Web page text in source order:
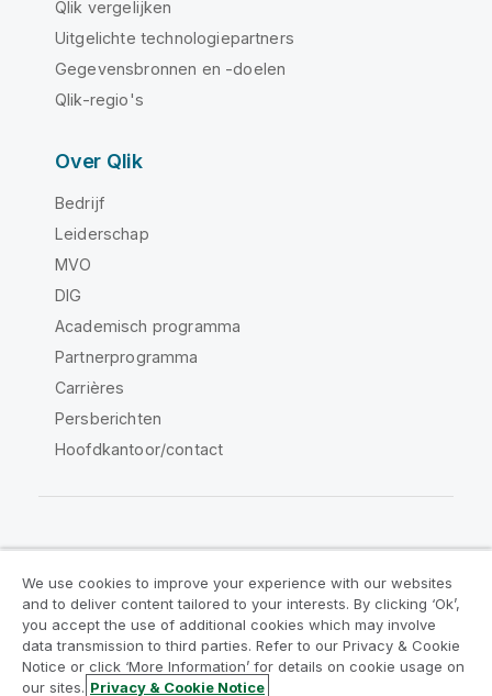
Qlik vergelijken
Uitgelichte technologiepartners
Gegevensbronnen en -doelen
Qlik-regio's
Over Qlik
Bedrijf
Leiderschap
MVO
DIG
Academisch programma
Partnerprogramma
Carrières
Persberichten
Hoofdkantoor/contact
Juridische overeenkomsten
Productvoorwaarden
Legal Policies
Legal Policies
Gebruiksvoorwaarden
We use cookies to improve your experience with our websites
and to deliver content tailored to your interests. By clicking ‘Ok’,
you accept the use of additional cookies which may involve
data transmission to third parties. Refer to our Privacy & Cookie
Notice or click ‘More Information’ for details on cookie usage on
our sites. Privacy & Cookie Notice